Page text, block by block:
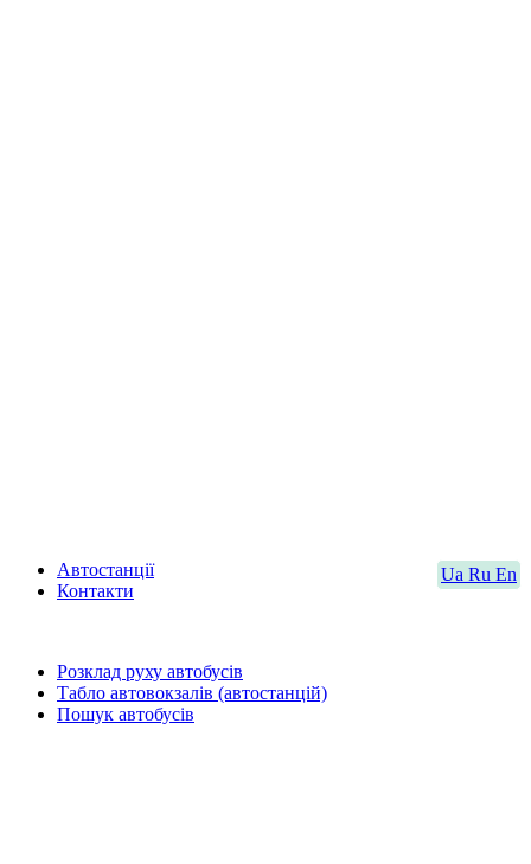
Ua Ru En
Автостанції
Контакти
Розклад руху автобусів
Табло автовокзалів (автостанцій)
Пошук автобусів